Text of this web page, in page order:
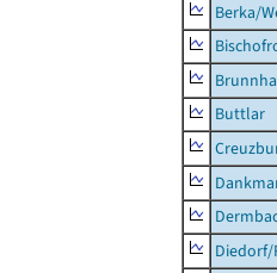
Berka/
Buttlar